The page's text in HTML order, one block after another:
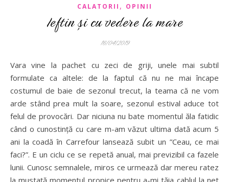
CALATORII , OPINII
Ieftin și cu vedere la mare
16/04/2019
Vara vine la pachet cu zeci de griji, unele mai subtil
formulate ca altele: de la faptul că nu ne mai încape
costumul de baie de sezonul trecut, la teama că ne vom
arde stând prea mult la soare, sezonul estival aduce tot
felul de provocări. Dar niciuna nu bate momentul ăla fatidic
când o cunostință cu care m-am văzut ultima dată acum 5
ani la coadă în Carrefour lansează subit un ”Ceau, ce mai
faci?”. E un ciclu ce se repetă anual, mai previzibil ca fazele
lunii. Cunosc semnalele, miros ce urmează dar mereu ratez